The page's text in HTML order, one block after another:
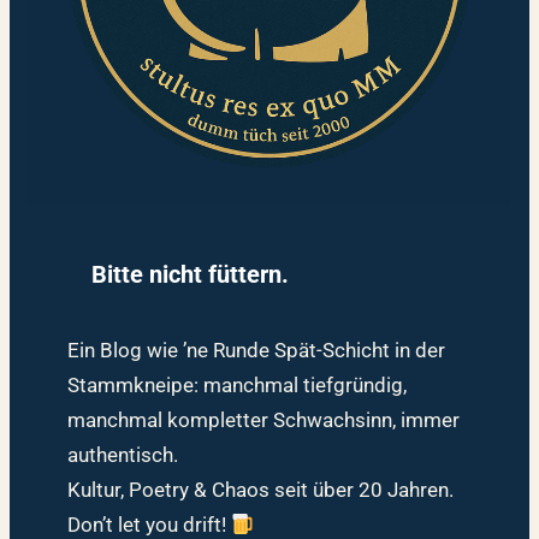
Bitte nicht füttern.
Ein Blog wie ’ne Runde Spät-Schicht in der
Stammkneipe: manchmal tiefgründig,
manchmal kompletter Schwachsinn, immer
authentisch.
Kultur, Poetry & Chaos seit über 20 Jahren.
Don’t let you drift!